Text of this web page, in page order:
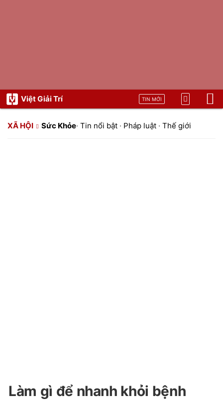
Việt Giải Trí TIN MỚI
XÃ HỘI Sức Khỏe· Tin nổi bật · Pháp luật · Thế giới
Làm gì để nhanh khỏi bệnh